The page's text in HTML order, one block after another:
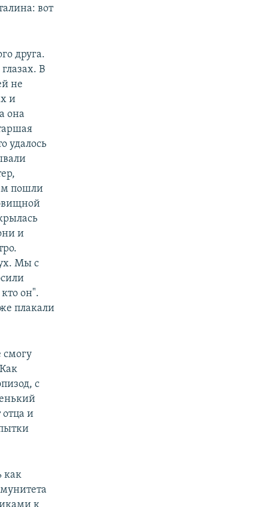
вот
друга.
В
не
и
она
удалось
пошли
и
Мы с
он".
плакали
смогу
с
и
как